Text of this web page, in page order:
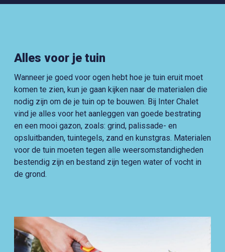
Alles voor je tuin
Wanneer je goed voor ogen hebt hoe je tuin eruit moet
komen te zien, kun je gaan kijken naar de materialen die
nodig zijn om de je tuin op te bouwen. Bij Inter Chalet
vind je alles voor het aanleggen van goede bestrating
en een mooi gazon, zoals: grind, palissade- en
opsluitbanden, tuintegels, zand en kunstgras. Materialen
voor de tuin moeten tegen alle weersomstandigheden
bestendig zijn en bestand zijn tegen water of vocht in
de grond.